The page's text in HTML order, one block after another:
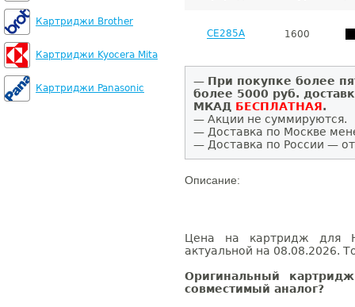
Картриджи Brother
Картриджи Kyocera Mita
Картриджи Panasonic
CE285A 1600
— При покупке более
более 5000 руб.
МКАД БЕСПЛАТНАЯ.
— Акции не суммируются.
— Доставка по Москве
— Доставка по России —
Описание:
Цена на картридж для
актуальной на 08.08.2026.
Оригинальный
совместимый аналог?